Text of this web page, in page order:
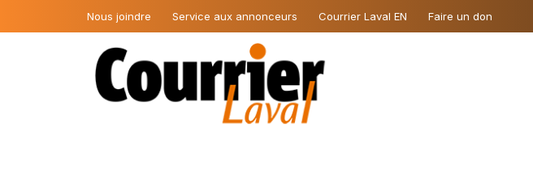
Nous joindre Service aux annonceurs Courrier Laval EN Faire un don